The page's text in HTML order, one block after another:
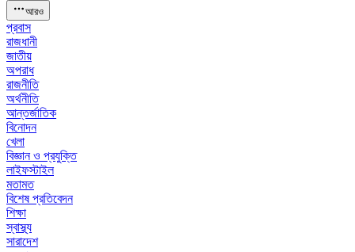
আরও
প্রবাস
রাজধানী
জাতীয়
অপরাধ
রাজনীতি
অর্থনীতি
আন্তর্জাতিক
বিনোদন
খেলা
বিজ্ঞান ও প্রযুক্তি
লাইফস্টাইল
মতামত
বিশেষ প্রতিবেদন
শিক্ষা
স্বাস্থ্য
সারাদেশ